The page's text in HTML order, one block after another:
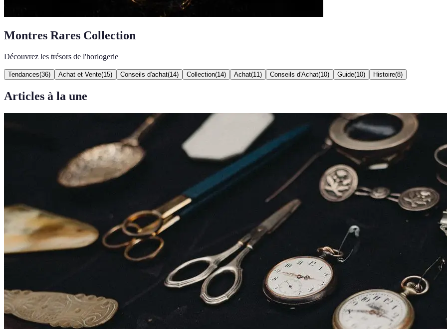
Montres Rares Collection
Découvrez les trésors de l'horlogerie
Tendances(36) Achat et Vente(15) Conseils d'achat(14) Collection(14) Achat(11 ) Conseils d'Achat(10) Guide(10) Histoire(8)
Articles à la une